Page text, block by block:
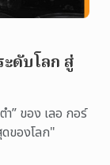
ดับโลก สู่
” ของ เลอ กอร์
ดของโลก"